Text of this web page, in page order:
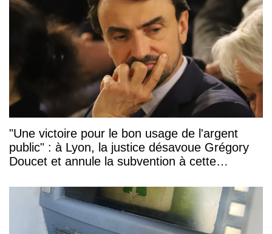
"Une victoire pour le bon usage de l'argent
public" : à Lyon, la justice désavoue Grégory
Doucet et annule la subvention à cette